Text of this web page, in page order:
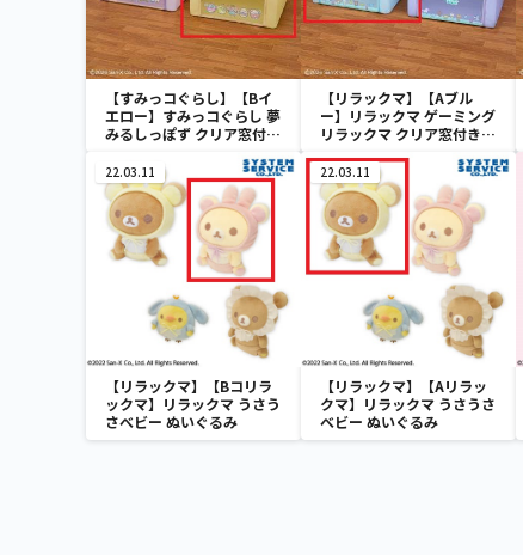
【すみっコぐらし】【Bイ
エロー】すみっコぐらし 夢
みるしっぽず クリア窓付き
【リラックマ】【Aブル
ー】リラックマ ゲーミング
リラックマ クリア窓付き収
22.03.11
【リラックマ】【Bコリラ
ックマ】リラックマ うさう
さべビー ぬいぐるみ
22.03.11
【リラックマ】【Aリラッ
クマ】リラックマ うさうさ
べビー ぬいぐるみ